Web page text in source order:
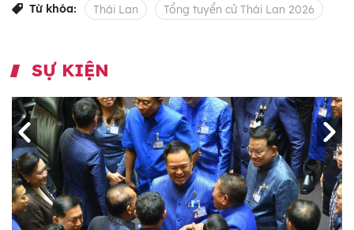
Từ khóa: Thái Lan Tổng tuyển cử Thái Lan 2026
SỰ KIỆN